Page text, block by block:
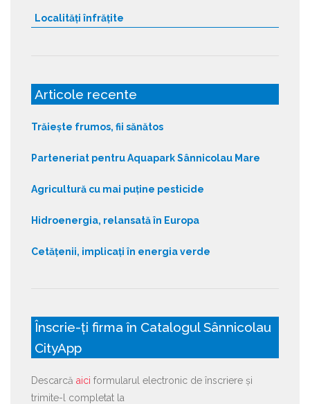
Localități înfrățite
Articole recente
Trăiește frumos, fii sănătos
Parteneriat pentru Aquapark Sânnicolau Mare
Agricultură cu mai puține pesticide
Hidroenergia, relansată în Europa
Cetățenii, implicați în energia verde
Înscrie-ți firma în Catalogul Sânnicolau
CityApp
Descarcă aici formularul electronic de înscriere și
trimite-l completat la